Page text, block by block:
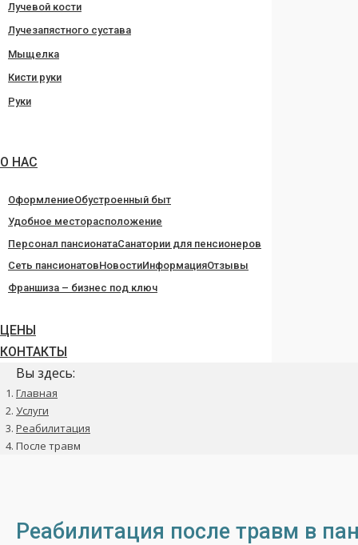
Лучевой кости
Лучезапястного сустава
Мыщелка
Кисти руки
Руки
О НАС
ОформлениеОбустроенный быт
Удобное месторасположение
Персонал пансионатаСанатории для пенсионеров
Сеть пансионатовНовостиИнформацияОтзывы
Франшиза – бизнес под ключ
ЦЕНЫ
КОНТАКТЫ
Вы здесь:
Главная
Услуги
Реабилитация
После травм
Реабилитация после травм в